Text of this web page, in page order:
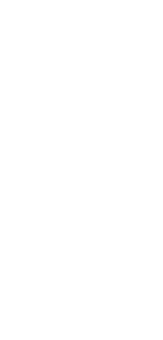
güzel
ile 24
bir tabela olsa
hızlı güvenli bir
Yalçın Kaya | 20/